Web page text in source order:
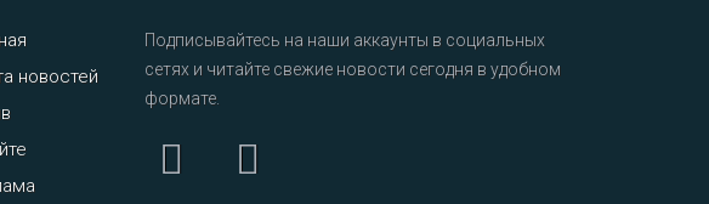
новостей
Подписывайтесь на наши аккаунты в социальных
сетях и читайте свежие новости сегодня в удобном
формате.